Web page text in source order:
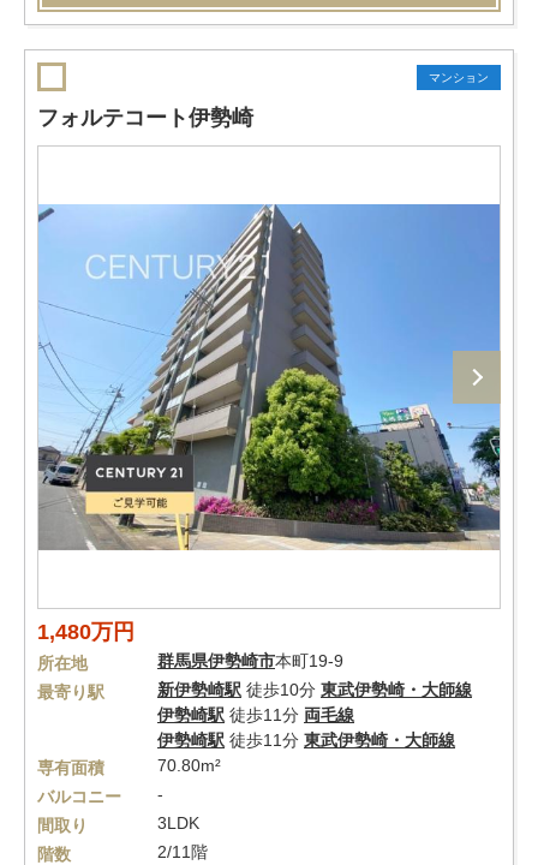
マンション
フォルテコート伊勢崎
1,480万円
所在地 群馬県伊勢崎市本町19-9
最寄り駅
新伊勢崎駅 徒歩10分 東武伊勢崎・大師線
伊勢崎駅 徒歩11分 両毛線
伊勢崎駅 徒歩11分 東武伊勢崎・大師線
専有面積
70.80m²
バルコニー
-
間取り
3LDK
階数
2/11階